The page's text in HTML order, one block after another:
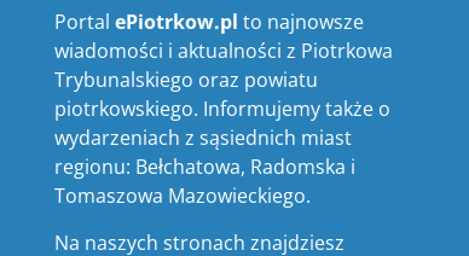
PortalePiotrkow.pl to najnowsze
wiadomości i aktualności z Piotrkowa
Trybunalskiego oraz powiatu
piotrkowskiego. Informujemy także o
wydarzeniach z sąsiednich miast
regionu: Bełchatowa, Radomska i
Tomaszowa Mazowieckiego.
Na naszych stronach znajdziesz